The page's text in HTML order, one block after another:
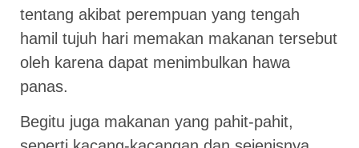
tentang akibat perempuan yang tengah
hamil tujuh hari memakan makanan tersebut
oleh karena dapat menimbulkan hawa
panas.
Begitu juga makanan yang pahit-pahit,